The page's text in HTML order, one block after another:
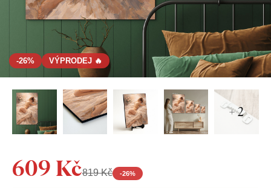
-26% VÝPRODEJ 🔥
+ 2
609 Kč819 Kč -26%